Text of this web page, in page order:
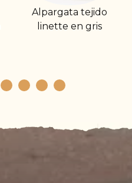
Alpargata de ante
plana con cintas